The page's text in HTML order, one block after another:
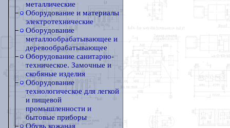
металлические
Оборудование и материалы
электротехнические
Оборудование
металлообрабатывающее и
деревообрабатывающее
Оборудование санитарно-
техническое. Замочные и
скобяные изделия
Оборудование
технологическое для легкой
и пищевой
промышленности и
бытовые приборы
Обувь кожаная